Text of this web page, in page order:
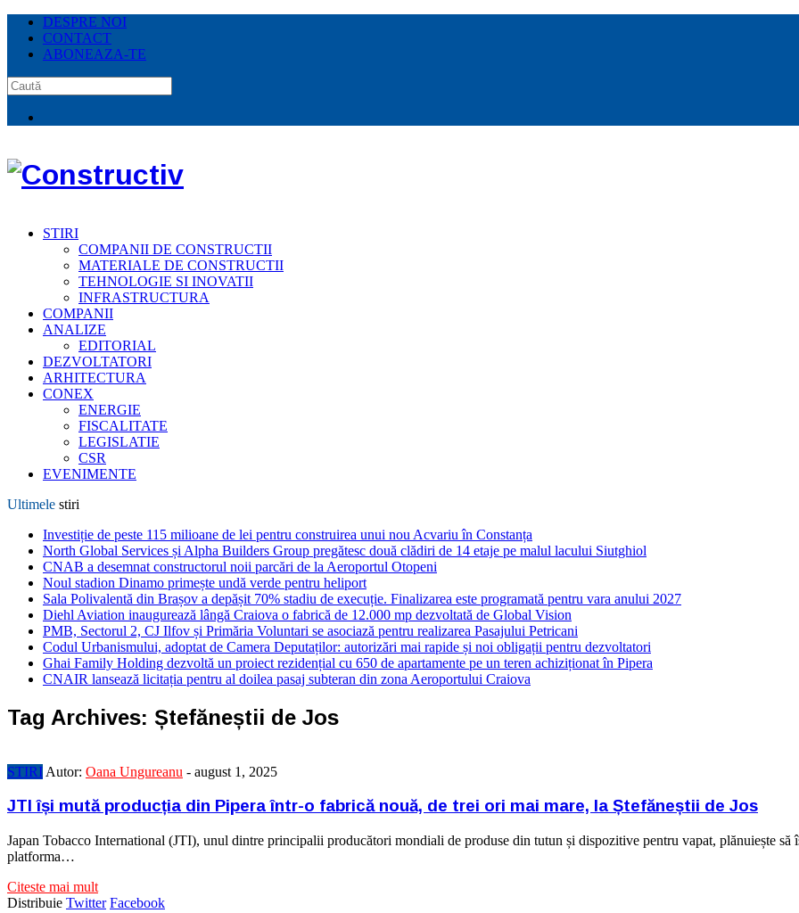
DESPRE NOI
CONTACT
ABONEAZA-TE
STIRI
COMPANII DE CONSTRUCTII
MATERIALE DE CONSTRUCTII
TEHNOLOGIE SI INOVATII
INFRASTRUCTURA
COMPANII
ANALIZE
EDITORIAL
DEZVOLTATORI
ARHITECTURA
CONEX
ENERGIE
FISCALITATE
LEGISLATIE
CSR
EVENIMENTE
Ultimele stiri
Investiție de peste 115 milioane de lei pentru construirea unui nou Acvariu în Constanța
North Global Services și Alpha Builders Group pregătesc două clădiri de 14 etaje pe malul lacului Siutghiol
CNAB a desemnat constructorul noii parcări de la Aeroportul Otopeni
Noul stadion Dinamo primește undă verde pentru heliport
Sala Polivalentă din Brașov a depășit 70% stadiu de execuție. Finalizarea este programată pentru vara anului 2027
Diehl Aviation inaugurează lângă Craiova o fabrică de 12.000 mp dezvoltată de Global Vision
PMB, Sectorul 2, CJ Ilfov și Primăria Voluntari se asociază pentru realizarea Pasajului Petricani
Codul Urbanismului, adoptat de Camera Deputaților: autorizări mai rapide și noi obligații pentru dezvoltatori
Ghai Family Holding dezvoltă un proiect rezidențial cu 650 de apartamente pe un teren achiziționat în Pipera
CNAIR lansează licitația pentru al doilea pasaj subteran din zona Aeroportului Craiova
Tag Archives: Ștefăneștii de Jos
STIRI Autor: Oana Ungureanu - august 1, 2025
JTI își mută producția din Pipera într-o fabrică nouă, de trei ori mai mare, la Ștefăneștii de Jos
Japan Tobacco International (JTI), unul dintre principalii producători mondiali de produse din tutun și dispozitive pentru vapat, plănuiește să
platforma…
Citeste mai mult
Distribuie Twitter Facebook